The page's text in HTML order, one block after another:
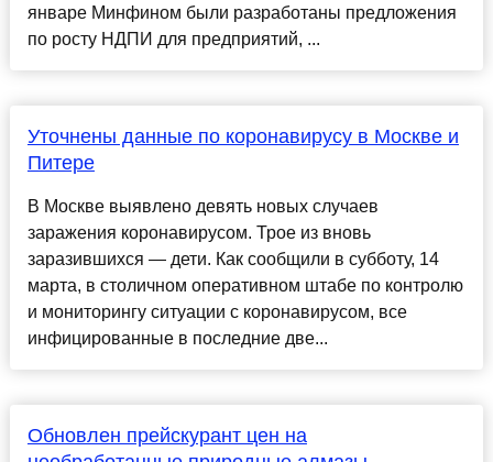
январе Минфином были разработаны предложения
по росту НДПИ для предприятий, ...
Уточнены данные по коронавирусу в Москве и
Питере
В Москве выявлено девять новых случаев
заражения коронавирусом. Трое из вновь
заразившихся — дети. Как сообщили в субботу, 14
марта, в столичном оперативном штабе по контролю
и мониторингу ситуации с коронавирусом, все
инфицированные в последние две...
Обновлен прейскурант цен на